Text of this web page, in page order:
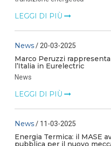
LEGGI DI PIÙ
News/ 20-03-2025
Marco Peruzzi
l’Italia in Eurelectric
News
LEGGI DI PIÙ
News/ 11-03-2025
Energia Termica: il MASE
pubblica per il nuovo